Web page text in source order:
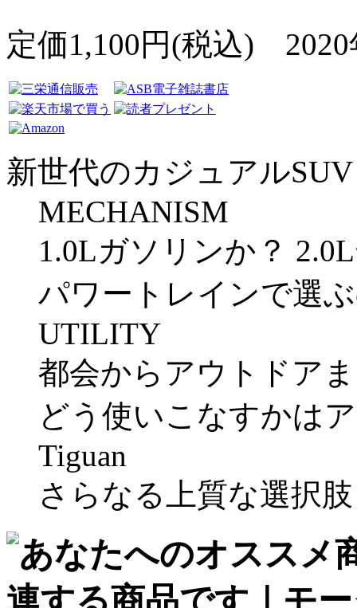
定価1,100円(税込) 2020
新世代のカジュアルSUV
MECHANISM
1.0Lガソリンか？
パワートレインで選
UTILITY
都会からアウトドア
どう使いこなすかは
Tiguan
さらなる上質な選択肢